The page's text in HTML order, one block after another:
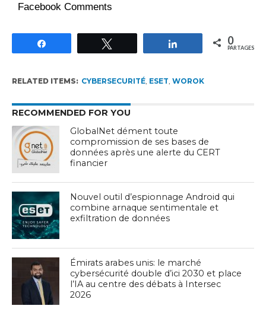
Facebook Comments
Partagez 0
PARTAGES
RELATED ITEMS: CYBERSECURITÉ, ESET WOROK
RECOMMENDED FOR YOU
GlobalNet dément toute
compromission de ses bases de
données après une alerte du CERT
financier
Nouvel outil d’espionnage Android qui
combine arnaque sentimentale et
exfiltration de données
Émirats arabes unis: le marché
cybersécurité double d’ici 2030 et place
l’IA au centre des débats à Intersec
2026